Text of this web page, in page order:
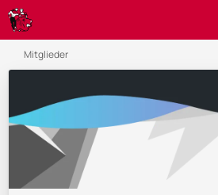
Mitglieder